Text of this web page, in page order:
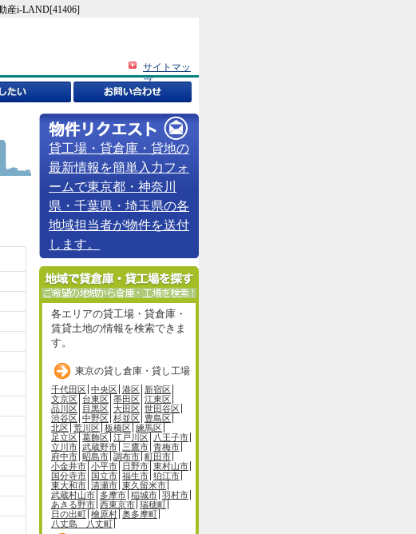
産i-LAND[41406]
サイトマッ
プ
貸工場・貸倉庫・貸地の
最新情報を簡単入力フォ
ームで東京都・神奈川
県・千葉県・埼玉県の各
地域担当者が物件を送付
します。
各エリアの貸工場・貸倉庫・
賃貸土地の情報を検索できま
す。
東京の貸し倉庫・貸し工場
千代田区 中央区 港区 新宿区
文京区 台東区 墨田区 江東区
品川区 目黒区 大田区 世田谷区
渋谷区 中野区 杉並区 豊島区
北区 荒川区 板橋区 練馬区
足立区 葛飾区 江戸川区
八王子市
立川市 武蔵野市 三鷹市 青梅市
府中市 昭島市 調布市 町田市
小金井市 小平市 日野市 東村山市
国分寺市
国立市 福生市 狛江市
東大和市 清瀬市 東久留米市
武蔵村山市 多摩市 稲城市 羽村市
あきる野市 西東京市 瑞穂町
日の出町 檜原村 奥多摩町
八丈島 八丈町